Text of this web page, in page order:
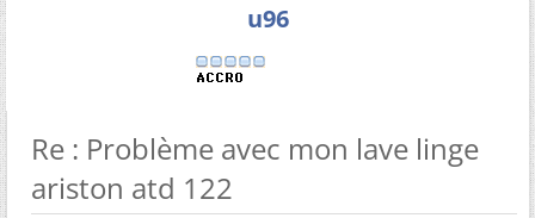
u96
Re : Problème avec mon lave linge
ariston atd 122